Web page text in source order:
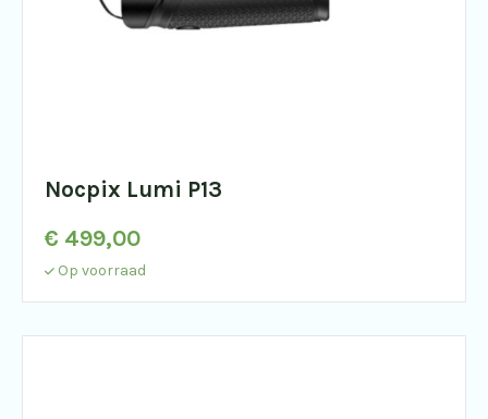
Nocpix Lumi P13
€ 499,00
Op voorraad